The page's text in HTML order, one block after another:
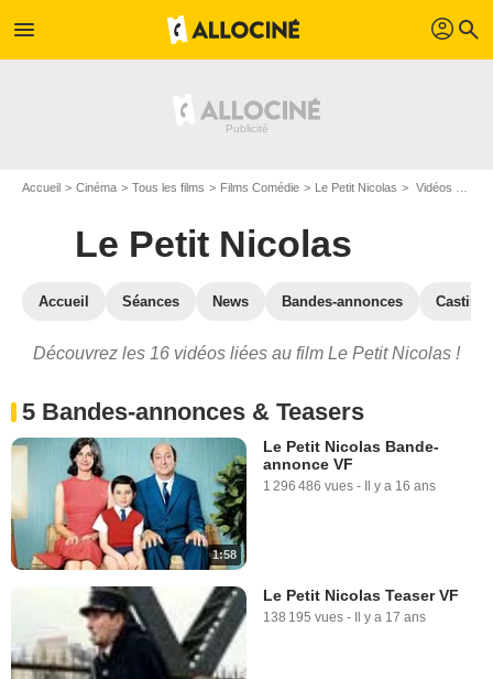
menu profil search
Accueil Cinéma Tous les films Films Comédie Le Petit Nicolas Vidéos du film Le Petit Nicolas
Le Petit Nicolas
Accueil Séances News Bandes-annonces Casting
Découvrez les 16 vidéos liées au film Le Petit Nicolas !
5 Bandes-annonces & Teasers
1:58
Le Petit Nicolas Bande-
annonce VF
1 296 486 vues - Il y a 16 ans
Le Petit Nicolas Teaser VF
138 195 vues - Il y a 17 ans